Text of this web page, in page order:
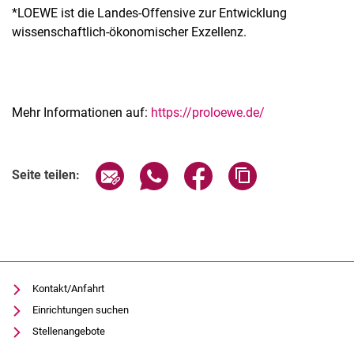
*LOEWE ist die Landes-Offensive zur Entwicklung
wissenschaftlich-ökonomischer Exzellenz.
Mehr Informationen auf: https://proloewe.de/
Seite teilen: Seite über E-Mail teilen
Seite über WhatsApp teilen
Seite über Facebook
Kontakt/Anfahrt
Einrichtungen suchen
Stellenangebote